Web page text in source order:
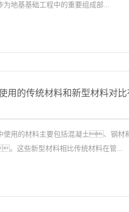
地基基础工程中的重要组成部...
用的传统材料和新型材料
使用的材料主要包括混凝土、
这些新型材料相比传统材料在管...